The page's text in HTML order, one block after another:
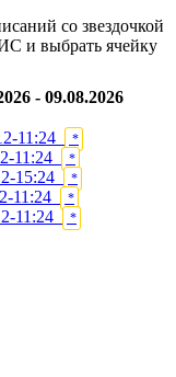
со звездочкой
и выбрать ячейку
- 09.08.2026
11:24 *
11:24 *
15:24 *
11:24 *
11:24 *